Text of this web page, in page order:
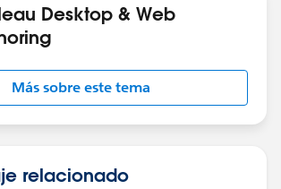
Desktop & Web
Más sobre este tema
relacionado